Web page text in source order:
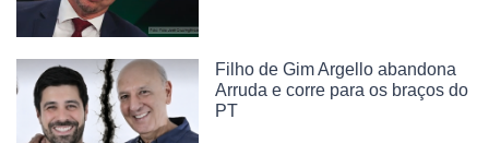
Filho de Gim Argello abandona
Arruda e corre para os braços do
PT